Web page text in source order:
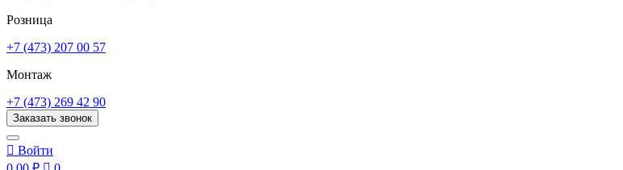
Розница
+7 (473) 207 00 57
Монтаж
+7 (473) 269 42 90
Заказать звонок
 Войти